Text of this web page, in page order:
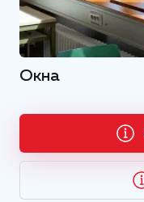
Окна